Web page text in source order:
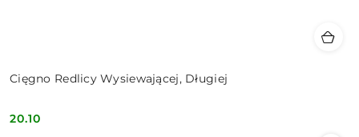
Cięgno Redlicy Wysiewającej, Długiej
Cena:
20.10